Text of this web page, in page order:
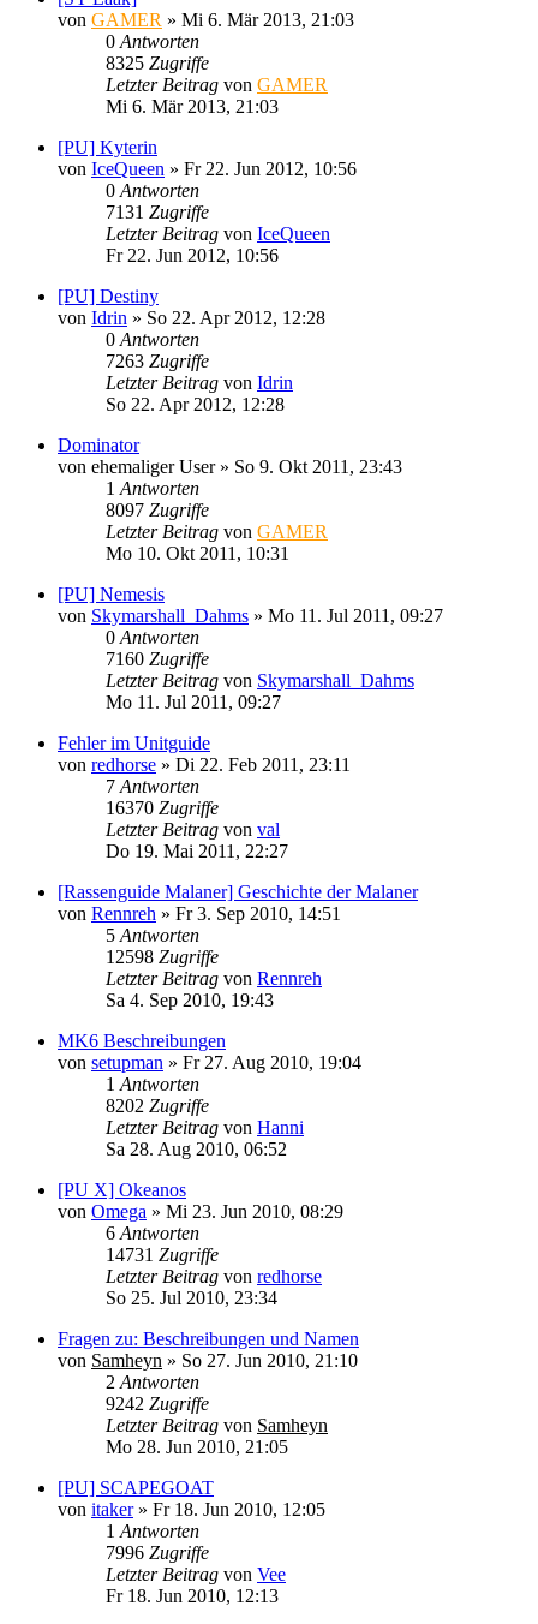
von GAMER » Mi 6. Mär 2013, 21:03
0 Antworten
8325 Zugriffe
Letzter Beitrag von GAMER
Mi 6. Mär 2013, 21:03
[PU] Kyterin
von IceQueen » Fr 22. Jun 2012, 10:56
0 Antworten
7131 Zugriffe
Letzter Beitrag von IceQueen
Fr 22. Jun 2012, 10:56
[PU] Destiny
von Idrin » So 22. Apr 2012, 12:28
0 Antworten
7263 Zugriffe
Letzter Beitrag von Idrin
So 22. Apr 2012, 12:28
Dominator
von ehemaliger User» So 9. Okt 2011, 23:43
1 Antworten
8097 Zugriffe
Letzter Beitrag von GAMER
Mo 10. Okt 2011, 10:31
[PU] Nemesis
von Skymarshall_Dahms » Mo 11. Jul 2011, 09:27
0 Antworten
7160 Zugriffe
Letzter Beitrag von Skymarshall_Dahms
Mo 11. Jul 2011, 09:27
Fehler im Unitguide
von redhorse » Di 22. Feb 2011, 23:11
7 Antworten
16370 Zugriffe
Letzter Beitrag von val
Do 19. Mai 2011, 22:27
[Rassenguide Malaner] Geschichte der Malaner
von Rennreh » Fr 3. Sep 2010, 14:51
5 Antworten
12598 Zugriffe
Letzter Beitrag von Rennreh
Sa 4. Sep 2010, 19:43
MK6 Beschreibungen
von setupman » Fr 27. Aug 2010, 19:04
1 Antworten
8202 Zugriffe
Letzter Beitrag von Hanni
Sa 28. Aug 2010, 06:52
[PU X] Okeanos
von Omega » Mi 23. Jun 2010, 08:29
6 Antworten
14731 Zugriffe
Letzter Beitrag von redhorse
So 25. Jul 2010, 23:34
Fragen zu: Beschreibungen und Namen
von Samheyn » So 27. Jun 2010, 21:10
2 Antworten
9242 Zugriffe
Letzter Beitrag von Samheyn
Mo 28. Jun 2010, 21:05
[PU] SCAPEGOAT
von itaker» Fr 18. Jun 2010, 12:05
1 Antworten
7996 Zugriffe
Letzter Beitrag von Vee
Fr 18. Jun 2010, 12:13